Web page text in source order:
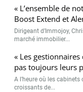
« L’ensemble de
Boost Extend et
Dirigeant d’Immojoy,
marché immobilier...
« Les
pas toujours leurs
A l’heure où les
croissants de...